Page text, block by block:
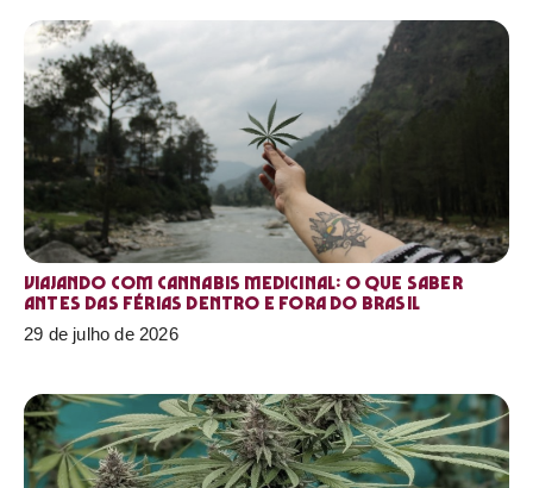
Viajando com cannabis medicinal: o que saber
antes das férias dentro e fora do Brasil
29 de julho de 2026